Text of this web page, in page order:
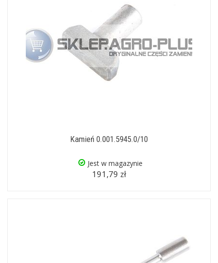
Kamień 0.001.5945.0/10
Jest w magazynie
191,79 zł